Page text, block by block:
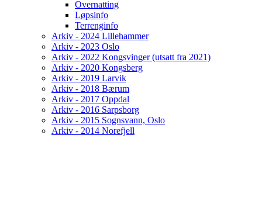
Overnatting
Løpsinfo
Terrenginfo
Arkiv - 2024 Lillehammer
Arkiv - 2023 Oslo
Arkiv - 2022 Kongsvinger (utsatt fra 2021)
Arkiv - 2020 Kongsberg
Arkiv - 2019 Larvik
Arkiv - 2018 Bærum
Arkiv - 2017 Oppdal
Arkiv - 2016 Sarpsborg
Arkiv - 2015 Sognsvann, Oslo
Arkiv - 2014 Norefjell